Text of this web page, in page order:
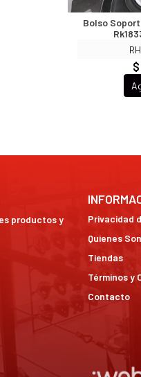
Bolso
productos y
Privacidad
Quienes
Tiendas
Términos y
Contacto